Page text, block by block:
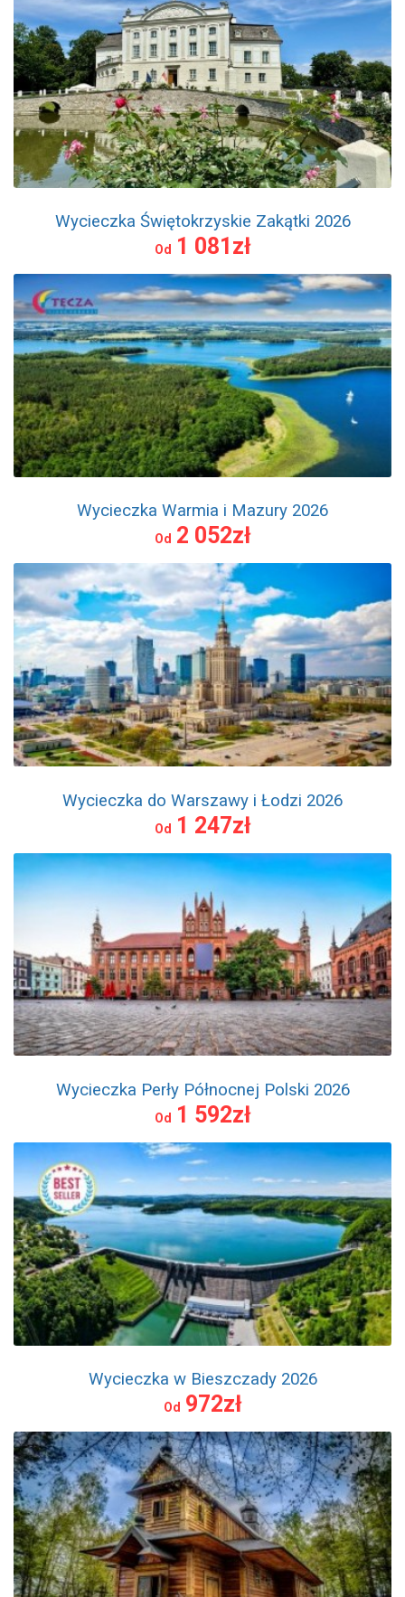
Wycieczka Świętokrzyskie Zakątki 2026
Od 1 081zł
Wycieczka Warmia i Mazury 2026
Od 2 052zł
Wycieczka do Warszawy i Łodzi 2026
Od 1 247zł
Wycieczka Perły Północnej Polski 2026
Od 1 592zł
Wycieczka w Bieszczady 2026
Od 972zł